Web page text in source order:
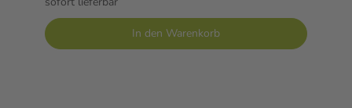
In den Warenkorb